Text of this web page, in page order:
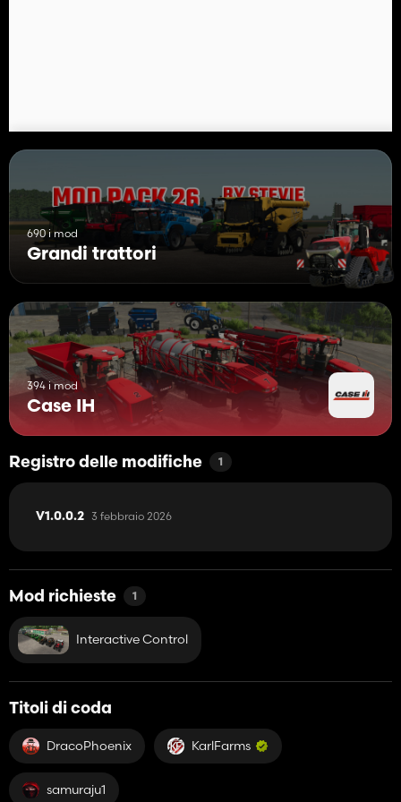
ci sono alcuni problemi come le animazioni delle icone delle luci
qualcuno è disposto ad aiutarmi a risolverli mi contatti
Tutti i crediti KarfFarms e samuraju1
690 i mod
Grandi trattori
394 i mod
Case IH
Registro delle modifiche 1
V1.0.0.2 3 febbraio 2026
Mod richieste 1
Interactive Control
Titoli di coda
DracoPhoenix KarlFarms
samuraju1